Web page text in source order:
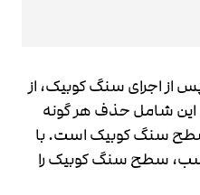
پس از اجرای سنگ کوبیک، از
این شامل حذف هر گونه
سطح سنگ کوبیک است. با
سطح سنگ کوبیک را